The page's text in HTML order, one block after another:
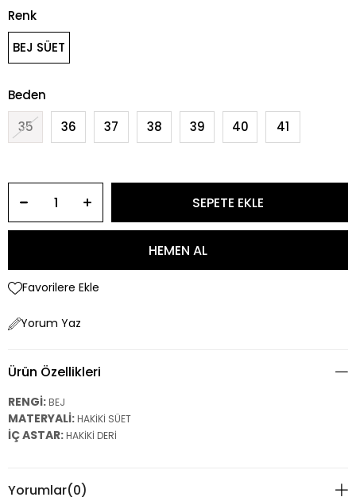
Renk
BEJ SÜET
Beden
35
36 37 38 39 40 41
Favorilere Ekle
Yorum Yaz
Ürün Özellikleri
RENGİ: BEJ
MATERYALİ: HAKİKİ SÜET
İÇ ASTAR: HAKİKİ DERİ
Yorumlar(0)